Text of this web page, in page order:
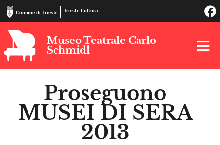
Comune di Trieste Trieste Cultura
Museo Teatrale Carlo
Schmidl
Proseguono
MUSEI DI SERA
2013